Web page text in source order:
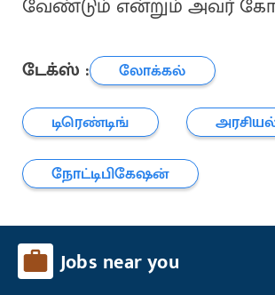
வேண்டும் என்றும் அவர்
டேக்ஸ் :
லோக்கல்
டிரெண்டிங்
நோட்டிபிகேஷன்
Jobs near you